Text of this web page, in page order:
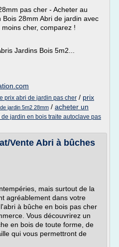
pas cher - Acheter au
28mm Abri de jardin avec
cher, comparez !
Jardins Bois 5m2...
prix abri de jardin pas cher / prix
jardin 5m2 28mm / acheter un
de jardin en bois traite autoclave pas
Vente Abri à bûches
mais surtout de la
agréablement dans votre
à bûche en bois pas cher
Vous découvrirez un
en bois de toute forme, de
qui vous permettront de